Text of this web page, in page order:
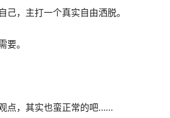
己，主打一个真实自由洒脱。
要。
点，其实也蛮正常的吧……